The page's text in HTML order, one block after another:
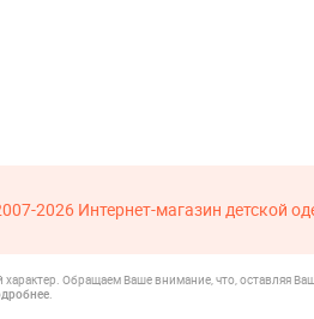
2026 Интернет-магазин детской
Обращаем Ваше внимание, что, оставляя
.